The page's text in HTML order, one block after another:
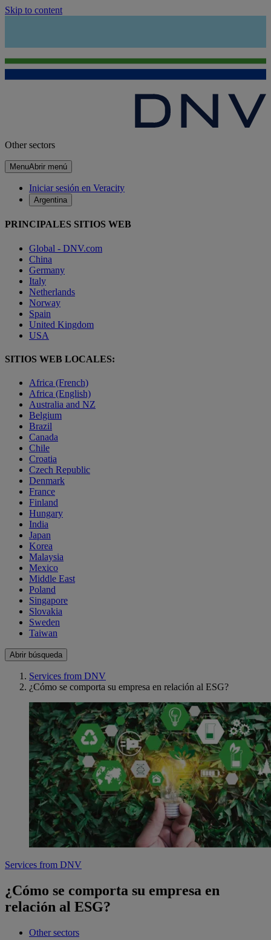
Skip to content
Other sectors
MenuAbrir menú
Iniciar sesión en Veracity
Argentina
PRINCIPALES SITIOS WEB
Global - DNV.com
China
Germany
Italy
Netherlands
Norway
Spain
United Kingdom
USA
SITIOS WEB LOCALES:
Africa (French)
Africa (English)
Australia and NZ
Belgium
Brazil
Canada
Chile
Croatia
Czech Republic
Denmark
France
Finland
Hungary
India
Japan
Korea
Malaysia
Mexico
Middle East
Poland
Singapore
Slovakia
Sweden
Taiwan
Abrir búsqueda
Services from DNV
¿Cómo se comporta su empresa en relación al ESG?
Services from DNV
¿Cómo se comporta su empresa en
relación al ESG?
Other sectors